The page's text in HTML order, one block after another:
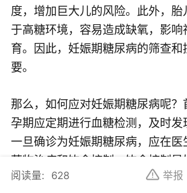
度，增加巨大儿的风险。此外，胎
于高糖环境，容易造成缺氧，影响
育。因此，妊娠期糖尿病的筛查和
要。
那么，如何应对妊娠期糖尿病呢？
孕期应定期进行血糖检测，及时发
一旦确诊为妊娠期糖尿病，应在医
药物治疗和饮食控制。饮食控制是
治疗的基础，孕妇应遵循低糖、低
阅读量: 628 举报